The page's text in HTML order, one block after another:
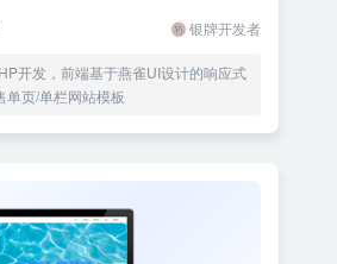
银牌开发者
开发，前端基于燕雀UI设计的响应式
单页/单栏网站模板